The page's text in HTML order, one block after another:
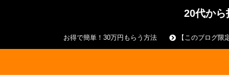
20代から
お得で簡単！30万円もらう方法 【このブログ